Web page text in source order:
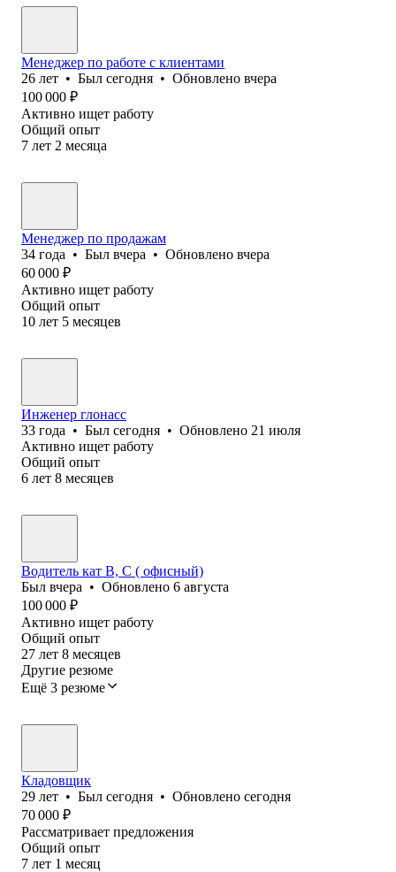
Менеджер по работе с клиентами
26 лет • Был сегодня • Обновлено вчера
100 000 ₽
Активно ищет работу
Общий опыт
7 лет 2 месяца
Менеджер по продажам
34 года • Был вчера • Обновлено вчера
60 000 ₽
Активно ищет работу
Общий опыт
10 лет 5 месяцев
Инженер глонасс
33 года • Был сегодня • Обновлено 21 июля
Активно ищет работу
Общий опыт
6 лет 8 месяцев
Водитель кат В, С ( офисный)
Был вчера • Обновлено 6 августа
100 000 ₽
Активно ищет работу
Общий опыт
27 лет 8 месяцев
Другие резюме
Ещё 3 резюме
Кладовщик
29 лет • Был сегодня • Обновлено сегодня
70 000 ₽
Рассматривает предложения
Общий опыт
7 лет 1 месяц